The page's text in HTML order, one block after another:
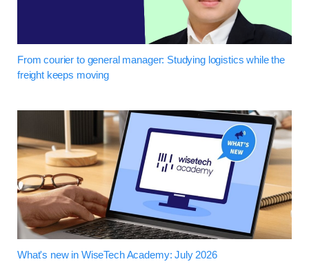
From courier to general manager: Studying logistics while the
freight keeps moving
What's new in WiseTech Academy: July 2026